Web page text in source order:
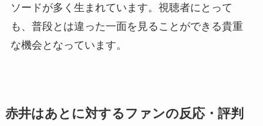
ソードが多く生まれています。視聴者にとって
も、普段とは違った一面を見ることができる貴重
な機会となっています。
赤井はあとに対するファンの反応・評判